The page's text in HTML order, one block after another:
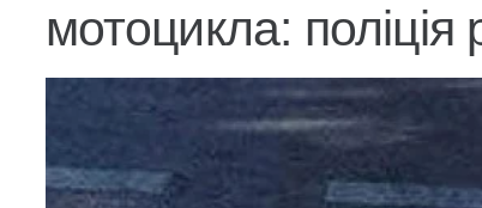
мотоцикла: